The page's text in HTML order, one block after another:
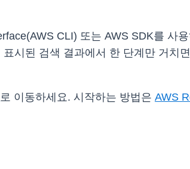
CLI) 또는 AWS SDK를 사
시된 검색 결과에서 한 단계만 거치
로 이동하세요. 시작하는 방법은 AWS